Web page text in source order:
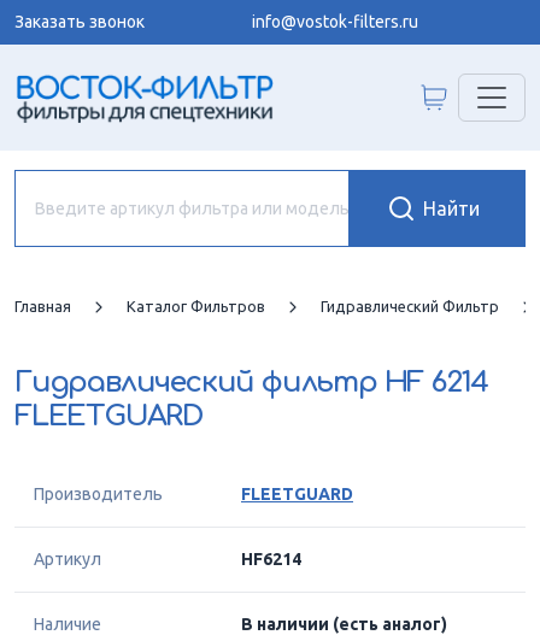
Заказать звонок info@vostok-filters.ru
Главная Каталог Фильтров Гидравлический Фильтр
Гидравлический фильтр HF 6214
FLEETGUARD
Производитель FLEETGUARD
Артикул HF6214
Наличие В наличии (есть аналог)